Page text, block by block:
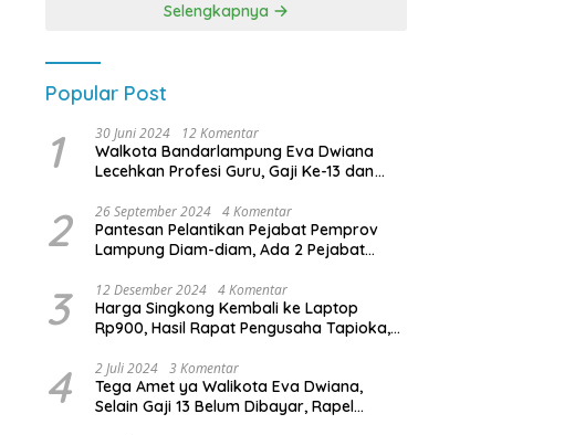
Kebangsaan
Selengkapnya
Popular Post
1 30 Juni 2024 12 Komentar
Walkota Bandarlampung Eva Dwiana
Lecehkan Profesi Guru, Gaji Ke-13 dan
2 26 September 2024 4 Komentar
Pantesan Pelantikan Pejabat Pemprov
Lampung Diam-diam, Ada 2 Pejabat
3 12 Desember 2024 4 Komentar
Harga Singkong Kembali ke Laptop
Rp900, Hasil Rapat Pengusaha Tapioka,
Lampung
4 2 Juli 2024 3 Komentar
Tega Amet ya Walikota Eva Dwiana,
Selain Gaji 13 Belum Dibayar, Rapel